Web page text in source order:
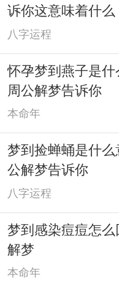
诉你这意味着什么
八字运程
怀孕梦到燕子是什
周公解梦告诉你
本命年
梦到捡蝉蛹是什么
公解梦告诉你
八字运程
梦到感染痘痘怎么
解梦
本命年